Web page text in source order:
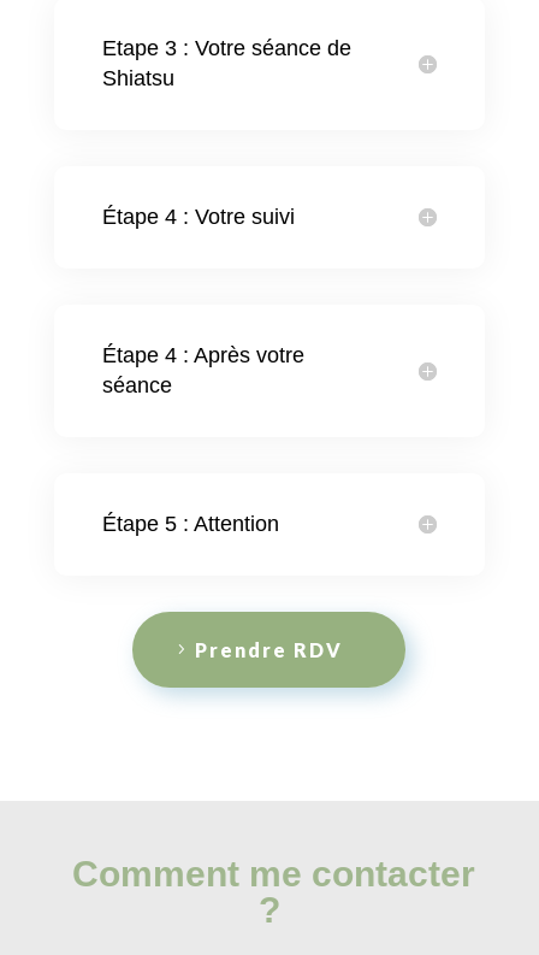
Etape 3 : Votre séance de
Shiatsu
Étape 4 : Votre suivi
Étape 4 : Après votre
séance
Étape 5 : Attention
Prendre RDV
Comment me contacter
?